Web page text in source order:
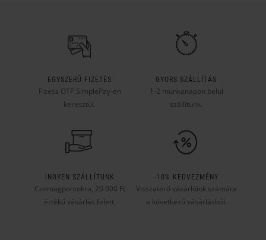
EGYSZERŰ FIZETÉS
Fizess OTP SimplePay-en
keresztül.
GYORS SZÁLLÍTÁS
1-2 munkanapon belül
szállítunk.
INGYEN SZÁLLÍTUNK
Csomagpontokra, 20 000 Ft
értékű vásárlás felett.
-10% KEDVEZMÉNY
Visszatérő vásárlóink számára
a következő vásárlásból.